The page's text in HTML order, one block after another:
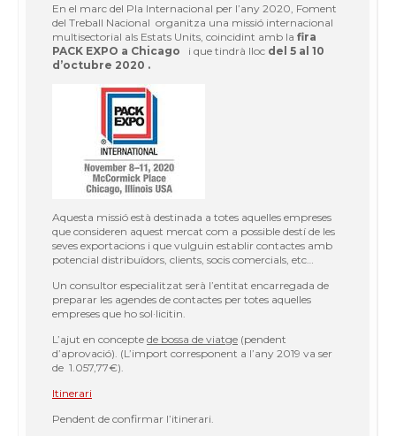
En el marc del Pla Internacional per l’any 2020, Foment
del Treball Nacional organitza una missió internacional
multisectorial als Estats Units, coincidint amb la fira
PACK EXPO a Chicago i que tindrà lloc del 5 al 10
d’octubre 2020 .
Aquesta missió està destinada a totes aquelles empreses
que consideren aquest mercat com a possible destí de les
seves exportacions i que vulguin establir contactes amb
potencial distribuïdors, clients, socis comercials, etc…
Un consultor especialitzat serà l’entitat encarregada de
preparar les agendes de contactes per totes aquelles
empreses que ho sol·licitin.
L’ajut en concepte de bossa de viatge (pendent
d’aprovació). (L’import corresponent a l’any 2019 va ser
de 1.057,77€).
Itinerari
Pendent de confirmar l’itinerari.